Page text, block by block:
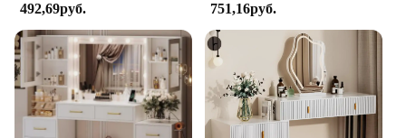
492,69руб. 751,16руб.